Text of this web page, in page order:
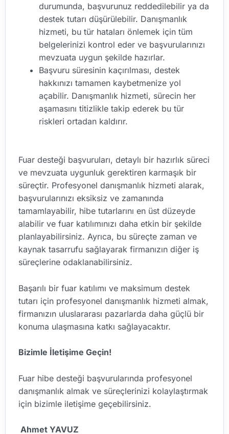
durumunda, başvurunuz reddedilebilir ya da
destek tutarı düşürülebilir. Danışmanlık
hizmeti, bu tür hataları önlemek için tüm
belgelerinizi kontrol eder ve başvurularınızı
mevzuata uygun şekilde hazırlar.
Başvuru süresinin kaçırılması, destek
hakkınızı tamamen kaybetmenize yol
açabilir. Danışmanlık hizmeti, sürecin her
aşamasını titizlikle takip ederek bu tür
riskleri ortadan kaldırır.
Fuar desteği başvuruları, detaylı bir hazırlık süreci
ve mevzuata uygunluk gerektiren karmaşık bir
süreçtir. Profesyonel danışmanlık hizmeti alarak,
başvurularınızı eksiksiz ve zamanında
tamamlayabilir, hibe tutarlarını en üst düzeyde
alabilir ve fuar katılımınızı daha etkin bir şekilde
planlayabilirsiniz. Ayrıca, bu süreçte zaman ve
kaynak tasarrufu sağlayarak firmanızın diğer iş
süreçlerine odaklanabilirsiniz.
Başarılı bir fuar katılımı ve maksimum destek
tutarı için profesyonel danışmanlık hizmeti almak,
firmanızın uluslararası pazarlarda daha güçlü bir
konuma ulaşmasına katkı sağlayacaktır.
Bizimle İletişime Geçin!
Fuar hibe desteği başvurularında profesyonel
danışmanlık almak ve süreçlerinizi kolaylaştırmak
için bizimle iletişime geçebilirsiniz.
Ahmet YAVUZ